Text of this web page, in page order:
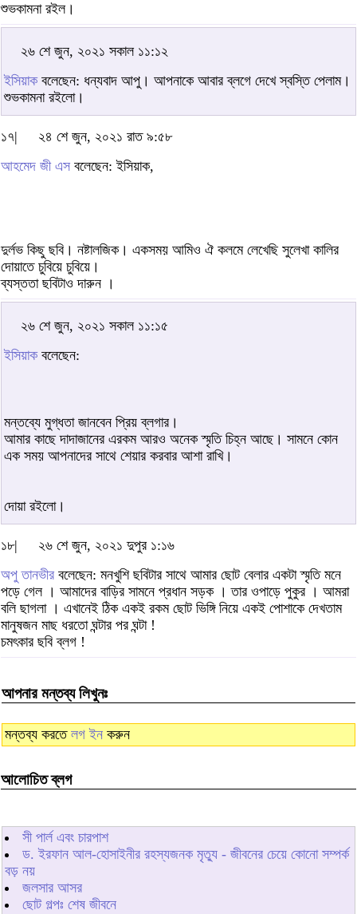
শুভকামনা রইল।
২৬ শে জুন, ২০২১ সকাল ১১:১২
ইসিয়াকবলেছেন: ধন্যবাদ আপু। আপনাকে আবার ব্লগে দেখে স্বস্তি পেলাম।
শুভকামনা রইলো।
১৭|
২৪ শে জুন, ২০২১ রাত ৯:৫৮
আহমেদ জী এস বলেছেন: ইসিয়াক,
দুর্লভ কিছু ছবি। নষ্টালজিক। একসময় আমিও ঐ কলমে লেখেছি সুলেখা কালির
দোয়াতে চুবিয়ে চুবিয়ে।
ব্যস্ততা ছবিটাও দারুন ।
২৬ শে জুন, ২০২১ সকাল ১১:১৫
ইসিয়াকবলেছেন:
মন্তব্যে মুগ্ধতা জানবেন প্রিয় ব্লগার।
আমার কাছে দাদাজানের এরকম আরও অনেক স্মৃতি চিহ্ন আছে। সামনে কোন
এক সময় আপনাদের সাথে শেয়ার করবার আশা রাখি।
দোয়া রইলো।
১৮|
২৬ শে জুন, ২০২১ দুপুর ১:১৬
অপু তানভীর বলেছেন: মনখুশি ছবিটার সাথে আমার ছোট বেলার একটা স্মৃতি মনে
পড়ে গেল । আমাদের বাড়ির সামনে প্রধান সড়ক । তার ওপাড়ে পুকুর । আমরা
বলি ছাগলা । এখানেই ঠিক একই রকম ছোট ভিঙ্গি নিয়ে একই পোশাকে দেখতাম
মানুষজন মাছ ধরতো ঘন্টার পর ঘন্টা !
চমৎকার ছবি ব্লগ !
আপনার মন্তব্য লিখুনঃ
মন্তব্য করতে লগ ইন করুন
আলোচিত ব্লগ
সী পার্ল এবং চারপাশ
ড. ইরফান আল-হোসাইনীর রহস্যজনক মৃত্যু - জীবনের চেয়ে কোনো সম্পর্ক
বড় নয়
জলসার আসর
ছোট গল্পঃ শেষ জীবনে